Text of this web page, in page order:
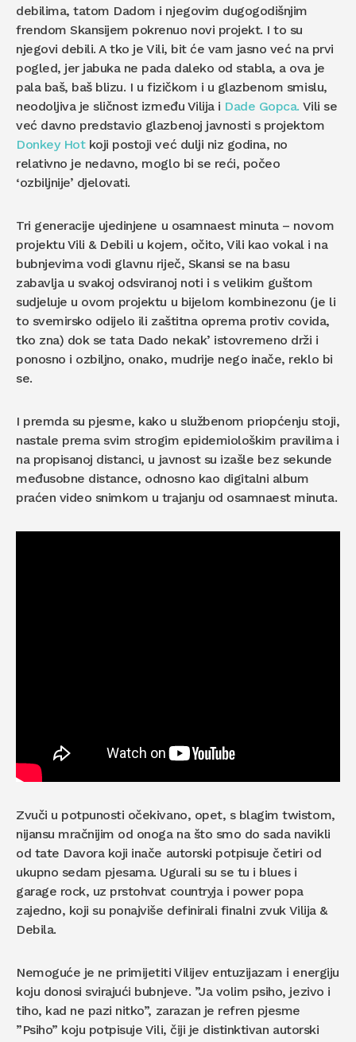
debilima, tatom Dadom i njegovim dugogodišnjim
frendom Skansijem pokrenuo novi projekt. I to su
njegovi debili. A tko je Vili, bit će vam jasno već na prvi
pogled, jer jabuka ne pada daleko od stabla, a ova je
pala baš, baš blizu. I u fizičkom i u glazbenom smislu,
neodoljiva je sličnost između Vilija i Dade Gopca. Vili se
već davno predstavio glazbenoj javnosti s projektom
Donkey Hotkoji postoji već dulji niz godina, no
relativno je nedavno, moglo bi se reći, počeo
‘ozbiljnije’ djelovati.
Tri generacije ujedinjene u osamnaest minuta – novom
projektu Vili & Debili u kojem, očito, Vili kao vokal i na
bubnjevima vodi glavnu riječ, Skansi se na basu
zabavlja u svakoj odsviranoj noti i s velikim guštom
sudjeluje u ovom projektu u bijelom kombinezonu (je li
to svemirsko odijelo ili zaštitna oprema protiv covida,
tko zna) dok se tata Dado nekak’ istovremeno drži i
ponosno i ozbiljno, onako, mudrije nego inače, reklo bi
se.
I premda su pjesme, kako u službenom priopćenju stoji,
nastale prema svim strogim epidemiološkim pravilima i
na propisanoj distanci, u javnost su izašle bez sekunde
međusobne distance, odnosno kao digitalni album
praćen video snimkom u trajanju od osamnaest minuta.
Zvuči u potpunosti očekivano, opet, s blagim twistom,
nijansu mračnijim od onoga na što smo do sada navikli
od tate Davora koji inače autorski potpisuje četiri od
ukupno sedam pjesama. Ugurali su se tu i blues i
garage rock, uz prstohvat countryja i power popa
zajedno, koji su ponajviše definirali finalni zvuk Vilija &
Debila.
Nemoguće je ne primijetiti Vilijev entuzijazam i energiju
koju donosi svirajući bubnjeve. ”Ja volim psiho, jezivo i
tiho, kad ne pazi nitko”, zarazan je refren pjesme
”Psiho” koju potpisuje Vili, čiji je distinktivan autorski